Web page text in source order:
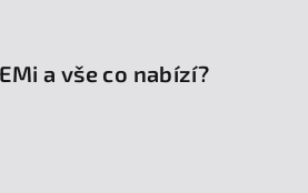
a vše co nabízí?